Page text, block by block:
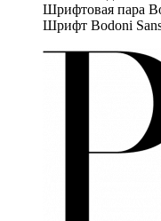
Шрифтовая пара
Шрифт Bodoni